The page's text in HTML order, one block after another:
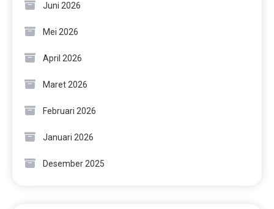
Juni 2026
Mei 2026
April 2026
Maret 2026
Februari 2026
Januari 2026
Desember 2025